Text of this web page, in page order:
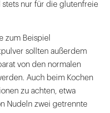
nur für die glutenfreie
zum Beispiel
sollten außerdem
von den normalen
Auch beim Kochen
zu achten, etwa
Nudeln zwei getrennte